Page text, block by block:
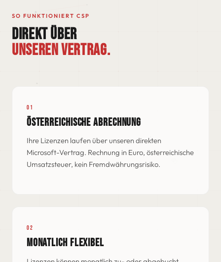
SO FUNKTIONIERT CSP
DIREKT ÜBER
UNSEREN VERTRAG.
01
ÖSTERREICHISCHE ABRECHNUNG
Ihre Lizenzen laufen über unseren direkten
Microsoft-Vertrag. Rechnung in Euro, österreichische
Umsatzsteuer, kein Fremdwährungsrisiko.
02
MONATLICH FLEXIBEL